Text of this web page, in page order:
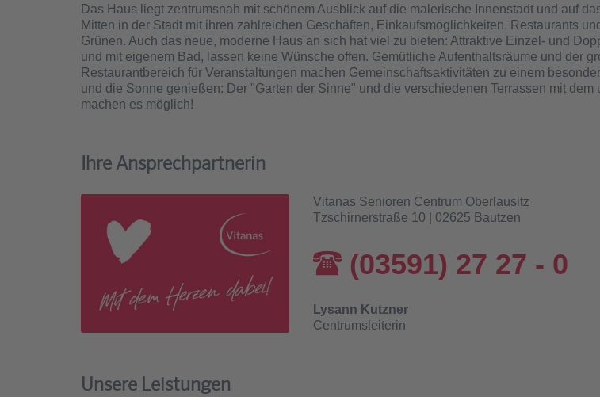
Das Haus liegt zentrumsnah mit schönem Ausblick auf die malerische Innenstadt und auf
Mitten in der Stadt mit ihren zahlreichen Geschäften, Einkaufsmöglichkeiten, Restaurants
Grünen. Auch das neue, moderne Haus an sich hat viel zu bieten: Attraktive Einzel- und
und mit eigenem Bad, lassen keine Wünsche offen. Gemütliche Aufenthaltsräume und der
Restaurantbereich für Veranstaltungen machen Gemeinschaftsaktivitäten zu einem
und die Sonne genießen: Der "Garten der Sinne" und die verschiedenen Terrassen mit
machen es möglich!
Ihre Ansprechpartnerin
Vitanas Senioren Centrum Oberlausitz
Tzschirnerstraße 10 | 02625 Bautzen
(03591) 27 27 - 0
Lysann Kutzner
Centrumsleiterin
Unsere Leistungen